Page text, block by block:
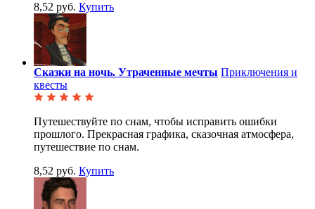
8,52 руб. Купить
Сказки на ночь. Утраченные мечты Приключения и
квесты
Путешествуйте по снам, чтобы исправить ошибки
прошлого. Прекрасная графика, сказочная атмосфера,
путешествие по снам.
8,52 руб. Купить